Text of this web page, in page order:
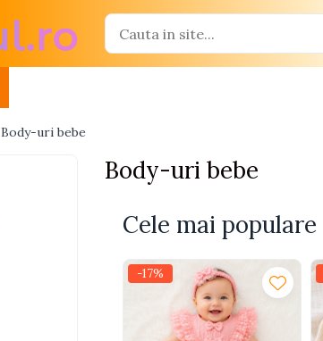
Body-uri bebe
Body-uri bebe
Cele mai populare
-17%